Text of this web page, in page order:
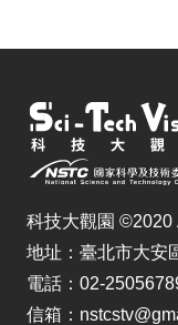
科技大觀園 ©2020
地址：臺北市大安
電話：02-
信箱：